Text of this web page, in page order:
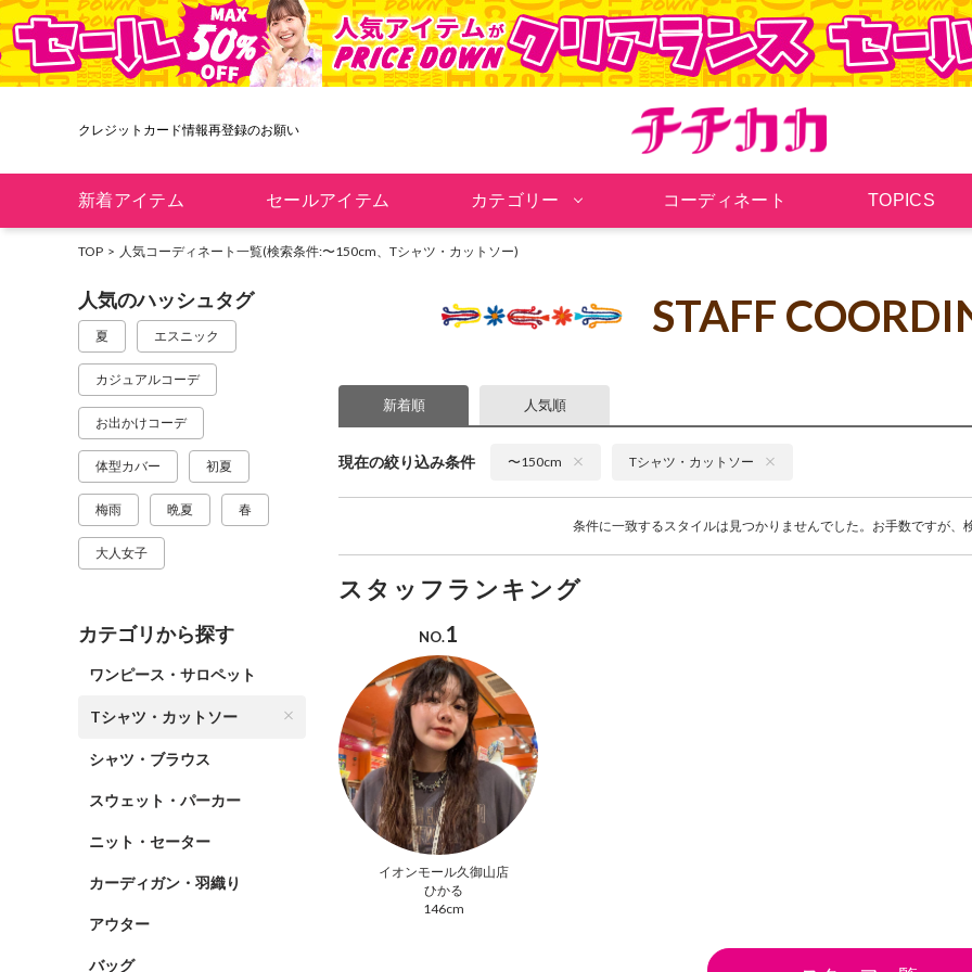
クレジットカード情報再登録のお願い
新着アイテム セールアイテム カテゴリー コーディネート TOPICS
TOP 人気コーディネート一覧(検索条件:〜150cm、Tシャツ・カットソー)
人気のハッシュタグ
夏 エスニック
カジュアルコーデ
お出かけコーデ
体型カバー 初夏
梅雨 晩夏 春
大人女子
カテゴリから探す
ワンピース・サロペット
Tシャツ・カットソー
シャツ・ブラウス
スウェット・パーカー
ニット・セーター
カーディガン・羽織り
アウター
バッグ
STAFF
新着順 人気順
現在の絞り込み条件 〜150cm Tシャツ・カットソー
条件に一致するスタイルは見つかりませんでした。お手数ですが、
スタッフランキング
NO.1
イオンモール久御山店
ひかる
146cm